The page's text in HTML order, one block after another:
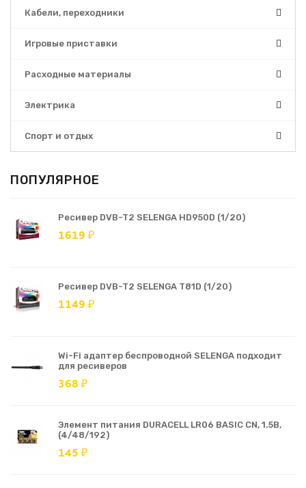
Кабели, переходники
Игровые приставки
Расходные материалы
Электрика
Спорт и отдых
ПОПУЛЯРНОЕ
Ресивер DVB-T2 SELENGA HD950D (1/20)
1619 ₽
Ресивер DVB-T2 SELENGA T81D (1/20)
1149 ₽
Wi-Fi адаптер беспроводной SELENGA подходит
для ресиверов
368 ₽
Элемент питания DURACELL LR06 BASIC CN, 1.5В,
(4/48/192)
145 ₽